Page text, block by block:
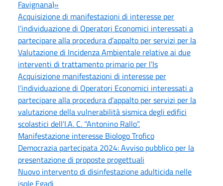
Favignana)»
Acquisizione di manifestazioni di interesse per
l’individuazione di Operatori Economici interessati a
partecipare alla procedura d’appalto per servizi per la
Valutazione di Incidenza Ambientale relative ai due
interventi di trattamento primario per l’Is
Acquisizione manifestazioni di interesse per
l’individuazione di Operatori Economici interessati a
partecipare alla procedura d’appalto per servizi per la
valutazione della vulnerabilità sismica degli edifici
scolastici dell’I.A. C. “Antonino Rallo”.
Manifestazione interesse Biologo Trofico
Democrazia partecipata 2024: Avviso pubblico per la
presentazione di proposte progettuali
Nuovo intervento di disinfestazione adulticida nelle
isole Egadi